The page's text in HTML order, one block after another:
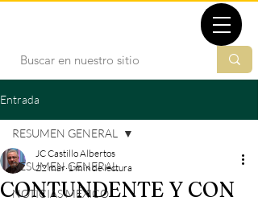
Entrada
RESUMEN GENERAL
NOTICIAS MÉXICO
RESUMEN GENERAL
CONTUNDENTE Y CON
JC Castillo Albertos
22 mar 1 min de lectura